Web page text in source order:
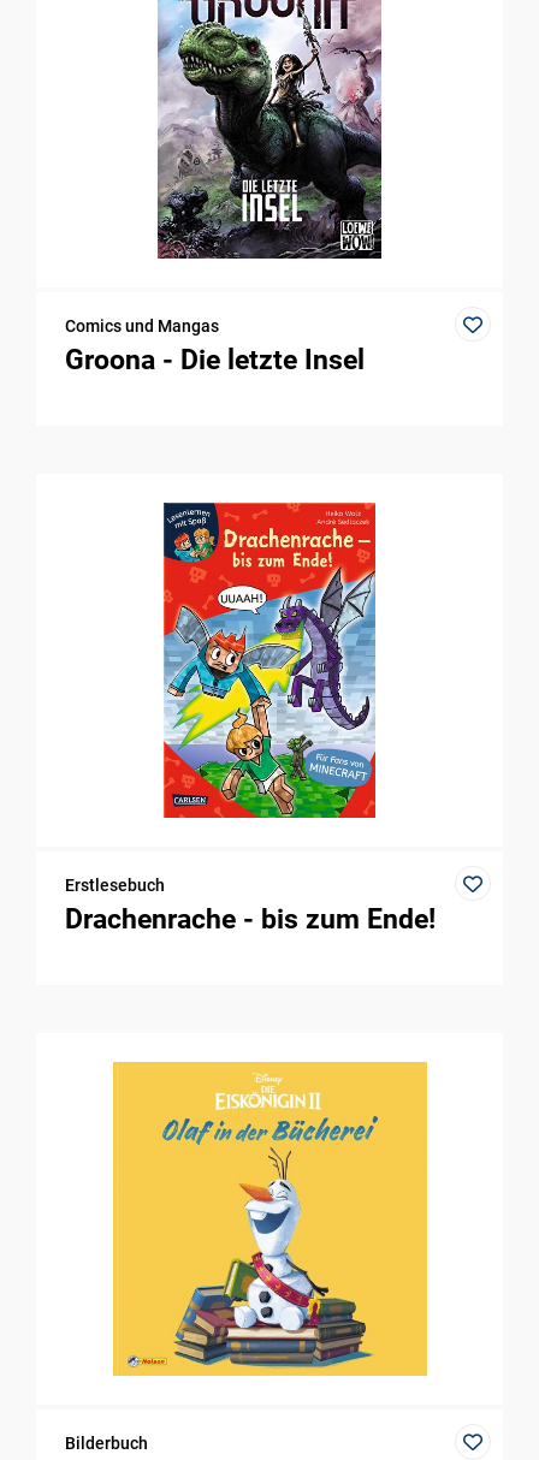
Comics und Mangas
Groona - Die letzte Insel
Erstlesebuch
Drachenrache - bis zum Ende!
Bilderbuch